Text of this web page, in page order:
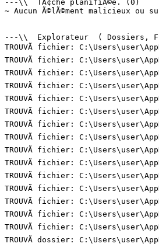
---\\  TÃ¢che planifiÃ©e. (0)
~ Aucun Ã©lÃ©ment malicieux ou
---\\  Explorateur  ( Dossiers,
TROUVÃ fichier:
TROUVÃ fichier:
TROUVÃ fichier:
TROUVÃ fichier:
TROUVÃ fichier:
TROUVÃ fichier:
TROUVÃ fichier:
TROUVÃ fichier:
TROUVÃ fichier:
TROUVÃ fichier:
TROUVÃ fichier:
TROUVÃ fichier:
TROUVÃ fichier:
TROUVÃ fichier:
TROUVÃ fichier:
TROUVÃ dossier: